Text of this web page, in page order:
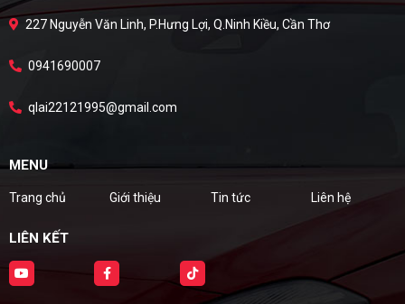
227 Nguyễn Văn Linh, P.Hưng Lợi, Q.Ninh Kiều, Cần Thơ
0941690007
qlai22121995@gmail.com
MENU
Trang chủ Giới thiệu Tin tức Liên hệ
LIÊN KẾT